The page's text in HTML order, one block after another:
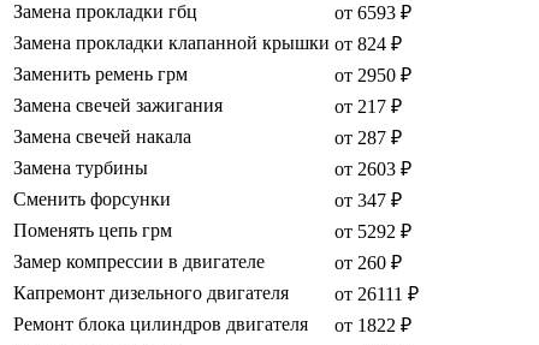
Замена прокладки гбц
от 6593 ₽
Замена прокладки клапанной крышки от 824 ₽
Заменить ремень грм
от 2950 ₽
Замена свечей зажигания
от 217 ₽
Замена свечей накала
от 287 ₽
Замена турбины
от 2603 ₽
Сменить форсунки
от 347 ₽
Поменять цепь грм
от 5292 ₽
Замер компрессии в двигателе
от 260 ₽
Капремонт дизельного двигателя
от 26111 ₽
Ремонт блока цилиндров двигателя
от 1822 ₽